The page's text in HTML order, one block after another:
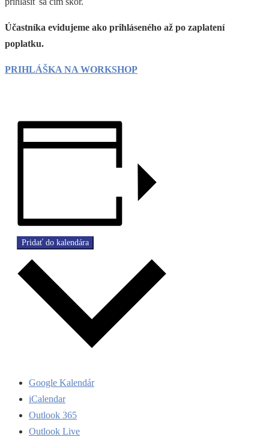
Účastníka evidujeme ako prihláseného až po zaplatení
poplatku.
PRIHLÁŠKA NA WORKSHOP
Pridať do kalendára
Google Kalendár
iCalendar
Outlook 365
Outlook Live